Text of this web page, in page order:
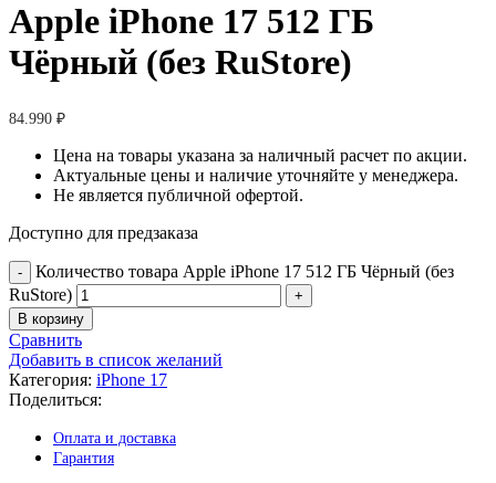
Apple iPhone 17 512 ГБ
Чёрный (без RuStore)
84.990 ₽
Цена на товары указана за наличный расчет по акции.
Актуальные цены и наличие уточняйте у менеджера.
Не является публичной офертой.
Доступно для предзаказа
Количество товара Apple iPhone 17 512 ГБ Чёрный (без
RuStore)
В корзину
Сравнить
Добавить в список желаний
Категория: iPhone 17
Поделиться:
Оплата и доставка
Гарантия